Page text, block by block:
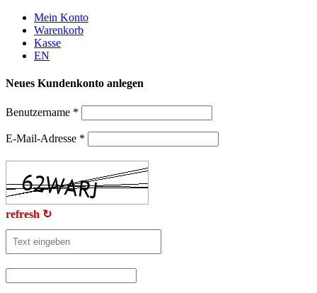
Weiter
zum
Inhalt
Mein Konto
Warenkorb
Kasse
EN
Neues Kundenkonto anlegen
Benutzername *
E-Mail-Adresse *
refresh ↻